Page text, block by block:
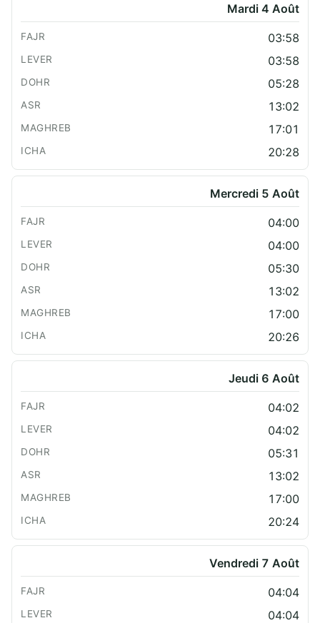
Mardi 4 Août
03:58
03:58
05:28
13:02
17:01
20:28
Mercredi 5 Août
04:00
04:00
05:30
13:02
17:00
20:26
Jeudi 6 Août
04:02
04:02
05:31
13:02
17:00
20:24
Vendredi 7 Août
04:04
04:04